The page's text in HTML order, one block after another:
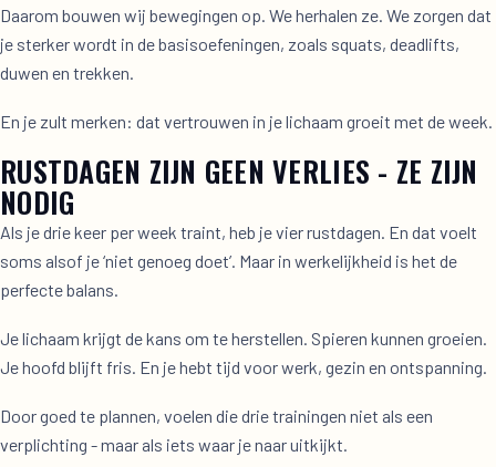
Daarom bouwen wij bewegingen op. We herhalen ze. We zorgen dat
je sterker wordt in de basisoefeningen, zoals squats, deadlifts,
duwen en trekken.
En je zult merken: dat vertrouwen in je lichaam groeit met de week.
RUSTDAGEN ZIJN GEEN VERLIES - ZE ZIJN
NODIG
Als je drie keer per week traint, heb je vier rustdagen. En dat voelt
soms alsof je ‘niet genoeg doet’. Maar in werkelijkheid is het de
perfecte balans.
Je lichaam krijgt de kans om te herstellen. Spieren kunnen groeien.
Je hoofd blijft fris. En je hebt tijd voor werk, gezin en ontspanning.
Door goed te plannen, voelen die drie trainingen niet als een
verplichting - maar als iets waar je naar uitkijkt.